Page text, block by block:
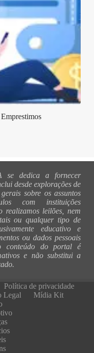
se dedica a fornecer
desde explorações de
sobre os assuntos
com instituições
realizamos leilões, nem
ou qualquer tipo de
educativo e
ou dados pessoais
conteúdo do portal é
e não substitui a
Política de privacidade
Legal
Mídia Kit